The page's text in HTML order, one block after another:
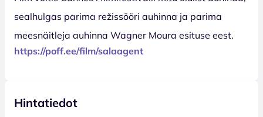
sealhulgas parima režissööri auhinna ja parima
meesnäitleja auhinna Wagner Moura esituse eest.
https://poff.ee/film/salaagent
Hintatiedot